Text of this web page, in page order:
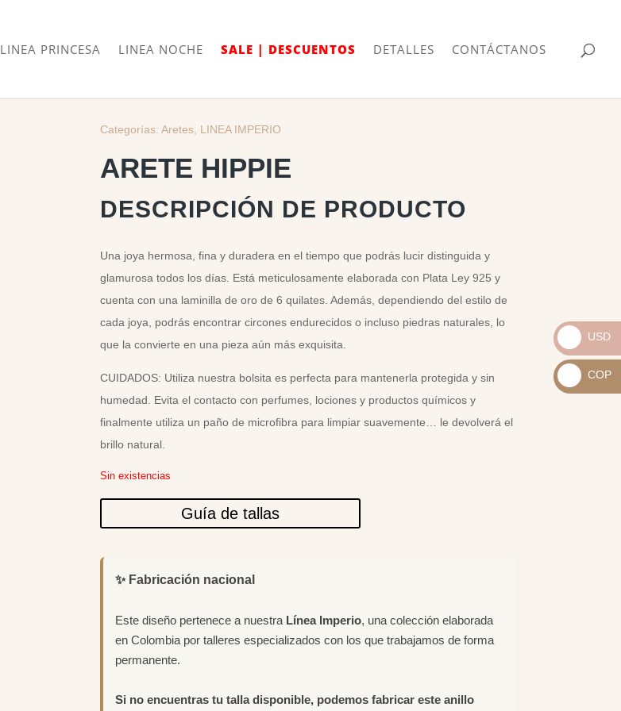
LINEA PRINCESA LINEA NOCHE SALE | DESCUENTOS DETALLES CONTÁCTANOS
Categorías: Aretes LINEA IMPERIO
ARETE HIPPIE
DESCRIPCIÓN DE PRODUCTO
Una joya hermosa, fina y duradera en el tiempo que podrás lucir distinguida y
glamurosa todos los días. Está meticulosamente elaborada con Plata Ley 925 y
cuenta con una laminilla de oro de 6 quilates. Además, dependiendo del estilo de
cada joya, podrás encontrar circones endurecidos o incluso piedras naturales, lo
que la convierte en una pieza aún más exquisita.
CUIDADOS: Utiliza nuestra bolsita es perfecta para mantenerla protegida y sin
humedad. Evita el contacto con perfumes, lociones y productos químicos y
finalmente utiliza un paño de microfibra para limpiar suavemente… le devolverá el
brillo natural.
Sin existencias
Guía de tallas
✨ Fabricación nacional
Este diseño pertenece a nuestra Línea Imperio, una colección elaborada
en Colombia por talleres especializados con los que trabajamos de forma
permanente.
Si no encuentras tu talla disponible, podemos fabricar este anillo
_
USD
USD
_
COP